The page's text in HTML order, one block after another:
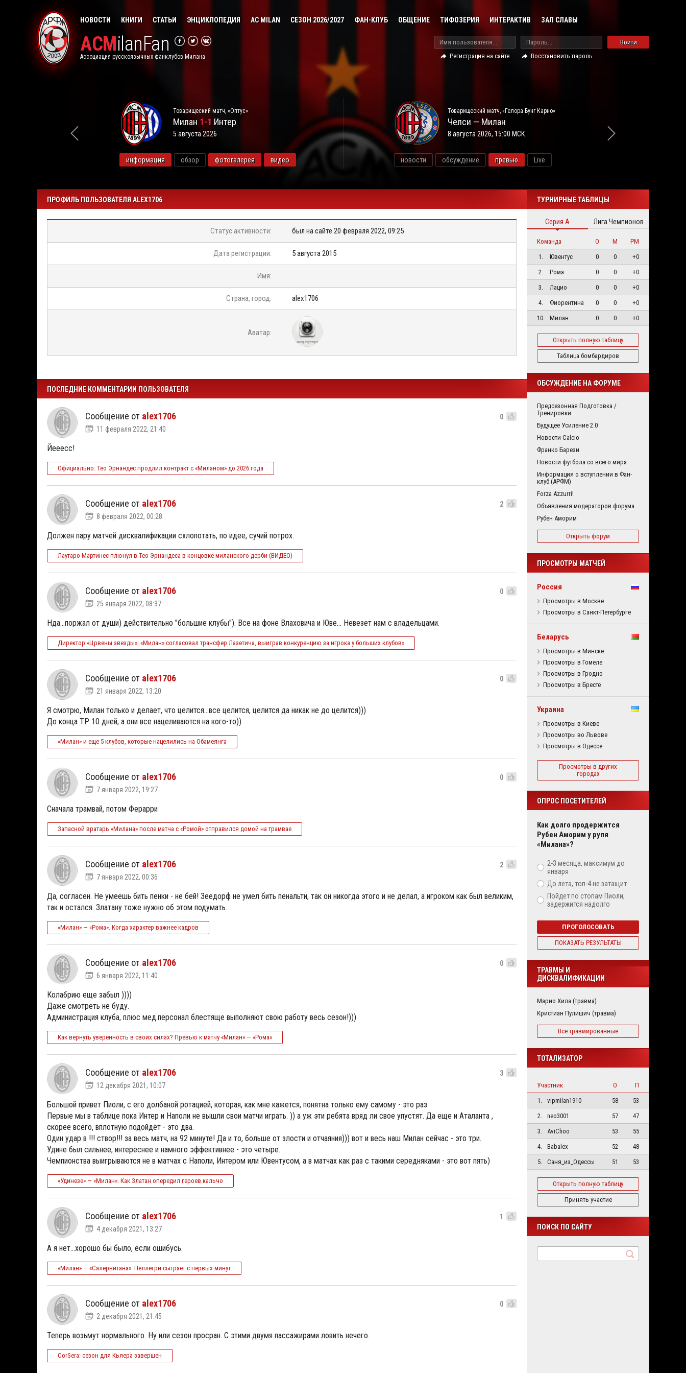
НОВОСТИ КНИГИ СТАТЬИ ЭНЦИКЛОПЕДИЯ AC MILAN СЕЗОН 2026/2027 ФАН-КЛУБ ОБЩЕНИЕ ТИФОЗЕРИЯ ИНТЕРАКТИВ ЗАЛ СЛАВЫ
ACMilanFan
Ассоциация русскоязычных фанклубов Милана
Войти
Регистрация на сайте
Восстановить пароль
Товарищеский матч, «Оптус»
Милан 1-1 Интер
5 августа 2026
информация обзор фотогалерея видео
Товарищеский матч, «Гелора Бунг Карно»
Челси — Милан
8 августа 2026, 15:00 МСК
новости обсуждение превью Live
ПРОФИЛЬ ПОЛЬЗОВАТЕЛЯ ALEX1706
Статус активности: был на сайте 20 февраля 2022, 09:25
Дата регистрации: 5 августа 2015
Имя:
Страна, город: alex1706
Аватар:
ПОСЛЕДНИЕ КОММЕНТАРИИ ПОЛЬЗОВАТЕЛЯ
Сообщение от alex1706
11 февраля 2022, 21:40
0
Йееесс!
Официально: Тео Эрнандес продлил контракт с «Миланом» до 2026 года
Сообщение от alex1706
8 февраля 2022, 00:28
2
Должен пару матчей дисквалификации схлопотать, по идее, сучий потрох.
Лаутаро Мартинес плюнул в Тео Эрнандеса в концовке миланского дерби (ВИДЕО)
Сообщение от alex1706
25 января 2022, 08:37
0
Нда...поржал от души) действительно "большие клубы"). Все на фоне Влаховича и Юве... Невезет нам с владельцами.
Директор «Црвены звезды»: «Милан» согласовал трансфер Лазетича, выиграв конкуренцию за игрока у больших клубов»
Сообщение от alex1706
21 января 2022, 13:20
0
Я смотрю, Милан только и делает, что целится...все целится, целится да никак не до целится)))
До конца ТР 10 дней, а они все нацеливаются на кого-то))
«Милан» и еще 5 клубов, которые нацелились на Обамеянга
Сообщение от alex1706
7 января 2022, 19:27
0
Сначала трамвай, потом Ферарри
Запасной вратарь «Милана» после матча с «Ромой» отправился домой на трамвае
Сообщение от alex1706
7 января 2022, 00:36
2
Да, согласен. Не умеешь бить пенки - не бей! Зеедорф не умел бить пенальти, так он никогда этого и не делал, а игроком как был великим,
так и остался. Златану тоже нужно об этом подумать.
«Милан» — «Рома». Когда характер важнее кадров
Сообщение от alex1706
6 января 2022, 11:40
0
Колабрию еще забыл ))))
Даже смотреть не буду.
Администрация клуба, плюс мед.персонал блестяще выполняют свою работу весь сезон!)))
Как вернуть уверенность в своих силах? Превью к матчу «Милан» — «Рома»
Сообщение от alex1706
12 декабря 2021, 10:07
3
Большой привет Пиоли, с его долбаной ротацией, которая, как мне кажется, понятна только ему самому - это раз.
Первые мы в таблице пока Интер и Наполи не вышли свои матчи играть. )) а уж эти ребята вряд ли свое упустят. Да еще и Аталанта ,
скорее всего, вплотную подойдёт - это два.
Один удар в !!! створ!!! за весь матч, на 92 минуте! Да и то, больше от злости и отчаяния))) вот и весь наш Милан сейчас - это три.
Удине был сильнее, интереснее и намного эффективнее - это четыре.
Чемпионства выигрываются не в матчах с Наполи, Интером или Ювентусом, а в матчах как раз с такими середняками - это вот пять)
«Удинезе» — «Милан». Как Златан опередил героев кальчо
Сообщение от alex1706
4 декабря 2021, 13:27
1
А я нет...хорошо бы было, если ошибусь.
«Милан» — «Салернитана»: Пеллегри сыграет с первых минут
Сообщение от alex1706
2 декабря 2021, 21:45
0
Теперь возьмут нормального. Ну или сезон просран. С этими двумя пассажирами ловить нечего.
CorSera: сезон для Кьяера завершен
ТУРНИРНЫЕ ТАБЛИЦЫ
Серия А Лига Чемпионов
Команда О М
РМ
1.
Ювентус 0 0
+0
2.
Рома 0 0
+0
3.
Лацио 0 0
+0
4.
Фиорентина 0 0
+0
10.
Милан 0 0 +0
Открыть полную таблицу
Таблица бомбардиров
ОБСУЖДЕНИЕ НА ФОРУМЕ
Предсезонная Подготовка /
Тренировки
Будущее Усиление 2.0
Новости Calcio
Франко Барези
Новости футбола со всего мира
Информация о вступлении в Фан-
клуб (АРФМ)
Forza Azzurri!
Объявления модераторов форума
Рубен Аморим
Открыть форум
ПРОСМОТРЫ МАТЧЕЙ
Россия
Просмотры в Москве
Просмотры в Санкт-Петербурге
Беларусь
Просмотры в Минске
Просмотры в Гомеле
Просмотры в Гродно
Просмотры в Бресте
Украина
Просмотры в Киеве
Просмотры во Львове
Просмотры в Одессе
Просмотры в других
городах
ОПРОС ПОСЕТИТЕЛЕЙ
Как долго продержится
Рубен Аморим у руля
«Милана»?
2-3 месяца, максимум до
января
До лета, топ-4 не затащит
Пойдет по стопам Пиоли,
задержится надолго
ПРОГОЛОСОВАТЬ
ПОКАЗАТЬ РЕЗУЛЬТАТЫ
ТРАВМЫ И
ДИСКВАЛИФИКАЦИИ
Марио Хила (травма)
Кристиан Пулишич (травма)
Все травмированные
ТОТАЛИЗАТОР
Участник О
П
1.
vipmilan1910 58
53
2.
neo3001 57
47
3.
AviChoo 53
55
4.
Babalex 52
48
5.
Саня_из_Одессы 51 53
Открыть полную таблицу
Принять участие
ПОИСК ПО САЙТУ